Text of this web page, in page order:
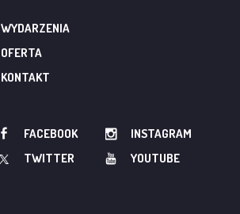
WYDARZENIA
OFERTA
KONTAKT
FACEBOOK
INSTAGRAM
TWITTER
YOUTUBE